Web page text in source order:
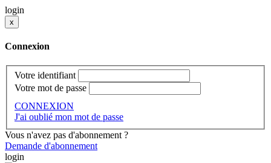
login
x
Connexion
Votre identifiant
Votre mot de passe
CONNEXION
J'ai oublié mon mot de passe
Vous n'avez pas d'abonnement ?
Demande d'abonnement
login